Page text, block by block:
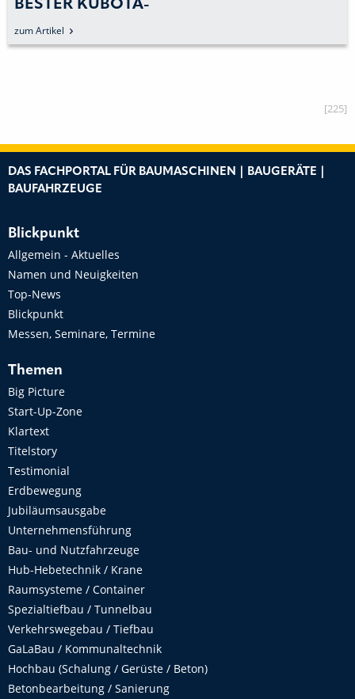
BESTER KUBOTA-
PROFIMÄHERTRADITION
zum Artikel
[225]
DAS FACHPORTAL FÜR BAUMASCHINEN | BAUGERÄTE |
BAUFAHRZEUGE
Blickpunkt
Allgemein - Aktuelles
Namen und Neuigkeiten
Top-News
Blickpunkt
Messen, Seminare, Termine
Themen
Big Picture
Start-Up-Zone
Klartext
Titelstory
Testimonial
Erdbewegung
Jubiläumsausgabe
Unternehmensführung
Bau- und Nutzfahrzeuge
Hub-Hebetechnik / Krane
Raumsysteme / Container
Spezialtiefbau / Tunnelbau
Verkehrswegebau / Tiefbau
GaLaBau / Kommunaltechnik
Hochbau (Schalung / Gerüste / Beton)
Betonbearbeitung / Sanierung